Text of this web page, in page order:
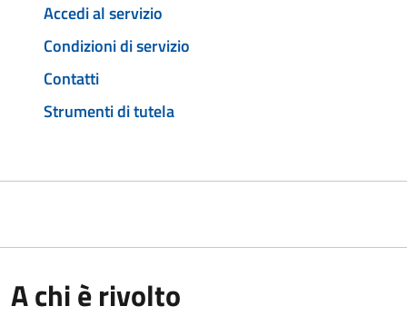
Accedi al servizio
Condizioni di servizio
Contatti
Strumenti di tutela
A chi è rivolto